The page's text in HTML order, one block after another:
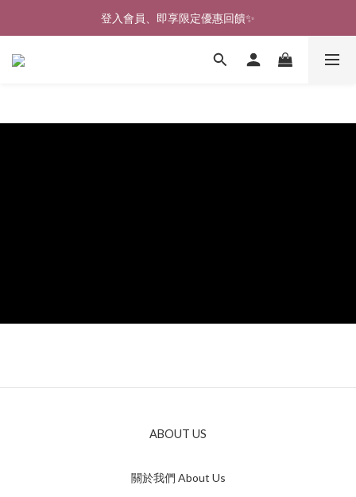
🎉新北淡水實體門市🤗歡迎蒞臨試穿🎉
登入會員、即享限定優惠回饋✨
🎉新北淡水實體門市🤗歡迎蒞臨試穿🎉
ABOUT US
關於我們 About Us